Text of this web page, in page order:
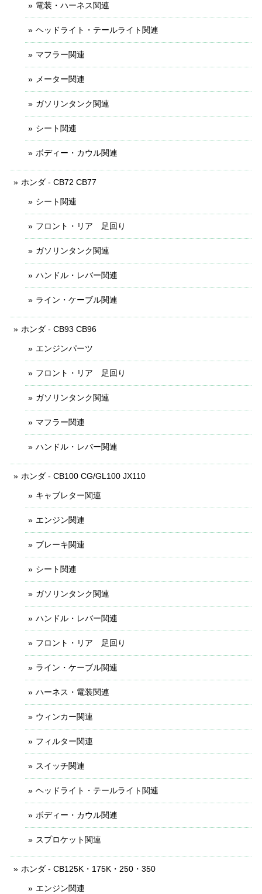
電装・ハーネス関連
ヘッドライト・テールライト関連
マフラー関連
メーター関連
ガソリンタンク関連
シート関連
ボディー・カウル関連
ホンダ - CB72 CB77
シート関連
フロント・リア 足回り
ガソリンタンク関連
ハンドル・レバー関連
ライン・ケーブル関連
ホンダ - CB93 CB96
エンジンパーツ
フロント・リア 足回り
ガソリンタンク関連
マフラー関連
ハンドル・レバー関連
ホンダ - CB100 CG/GL100 JX110
キャブレター関連
エンジン関連
ブレーキ関連
シート関連
ガソリンタンク関連
ハンドル・レバー関連
フロント・リア 足回り
ライン・ケーブル関連
ハーネス・電装関連
ウィンカー関連
フィルター関連
スイッチ関連
ヘッドライト・テールライト関連
ボディー・カウル関連
スプロケット関連
ホンダ - CB125K・175K・250・350
エンジン関連